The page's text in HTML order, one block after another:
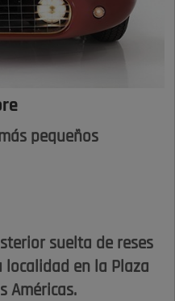
pequeños
suelta de reses
en la Plaza
Américas.